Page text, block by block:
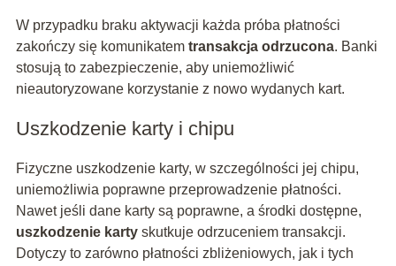
W przypadku braku aktywacji każda próba płatności
zakończy się komunikatem transakcja odrzucona. Banki
stosują to zabezpieczenie, aby uniemożliwić
nieautoryzowane korzystanie z nowo wydanych kart.
Uszkodzenie karty i chipu
Fizyczne uszkodzenie karty, w szczególności jej chipu,
uniemożliwia poprawne przeprowadzenie płatności.
Nawet jeśli dane karty są poprawne, a środki dostępne,
uszkodzenie kartyskutkuje odrzuceniem transakcji.
Dotyczy to zarówno płatności zbliżeniowych, jak i tych